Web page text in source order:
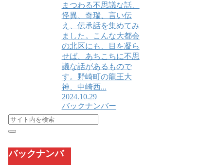
まつわる不思議な話、
怪異、奇瑞、言い伝
え、伝承話を集めてみ
ました。こんな大都会
の北区にも、目を凝ら
せば、あちこちに不思
議な話があるもので
す。野崎町の龍王大
神、中崎西...
2024.10.29
バックナンバー
バックナンバ